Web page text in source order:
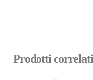
Prodotti correlati